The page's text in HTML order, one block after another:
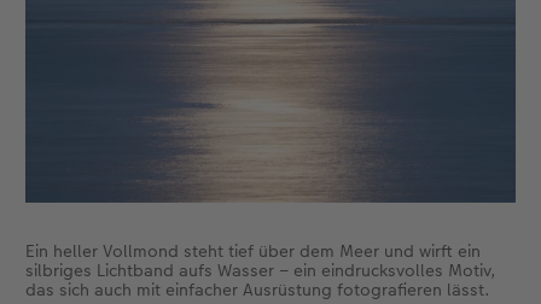
: Planungs-Apps wiePhotoPillsoder
zeigen Ihnen, wann was am Himmel zu
Ein heller Vollmond steht tief über dem Meer und wirft ein
silbriges Lichtband aufs Wasser – ein eindrucksvolles Motiv,
das sich auch mit einfacher Ausrüstung fotografieren lässt.